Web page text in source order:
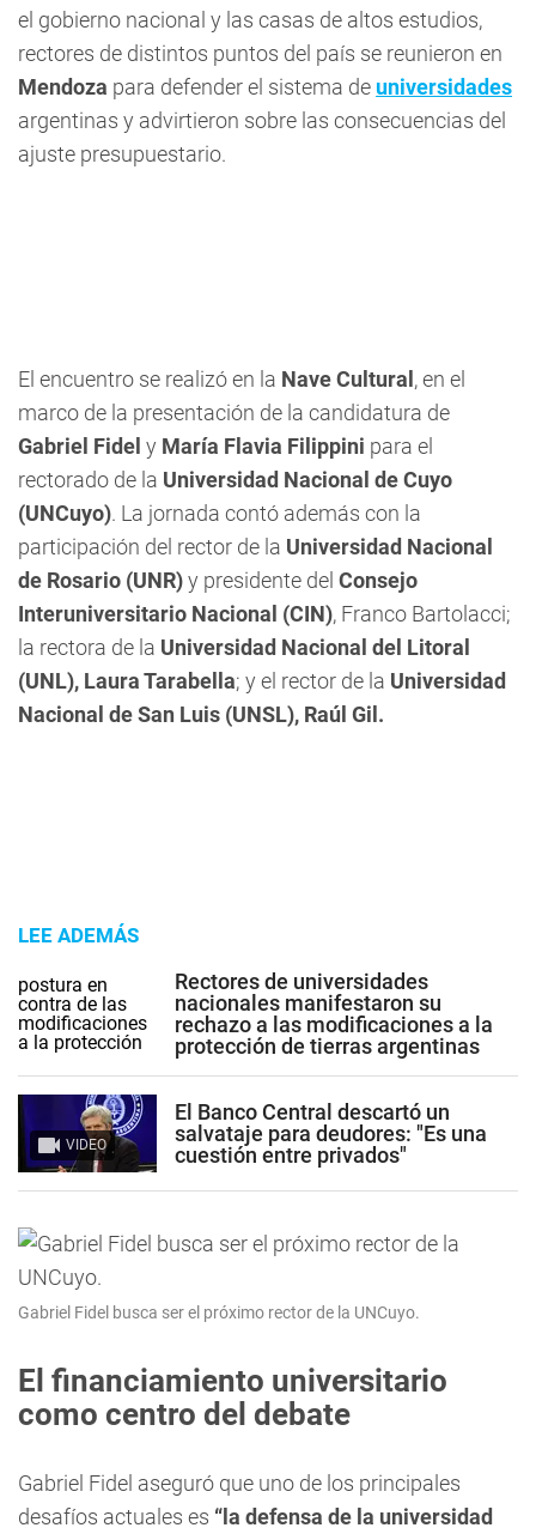
el gobierno nacional y las casas de altos estudios,
rectores de distintos puntos del país se reunieron en
Mendoza para defender el sistema de universidades
argentinas y advirtieron sobre las consecuencias del
ajuste presupuestario.
El encuentro se realizó en la Nave Cultural , en el
marco de la presentación de la candidatura de
Gabriel Fidel y María Flavia Filippini para el
rectorado de la Universidad Nacional de Cuyo
(UNCuyo). La jornada contó además con la
participación del rector de la Universidad Nacional
de Rosario (UNR)y presidente del Consejo
Interuniversitario Nacional (CIN), Franco Bartolacci;
la rectora de la Universidad Nacional del Litoral
(UNL), Laura Tarabella; y el rector de la Universidad
Nacional de San Luis (UNSL), Raúl Gil.
LEE ADEMÁS
Rectores de universidades
nacionales manifestaron su
rechazo a las modificaciones a la
protección de tierras argentinas
VIDEO
El Banco Central descartó un
salvataje para deudores: "Es una
cuestión entre privados"
Gabriel Fidel busca ser el próximo rector de la UNCuyo.
El financiamiento universitario
como centro del debate
Gabriel Fidel aseguró que uno de los principales
desafíos actuales es “la defensa de la universidad